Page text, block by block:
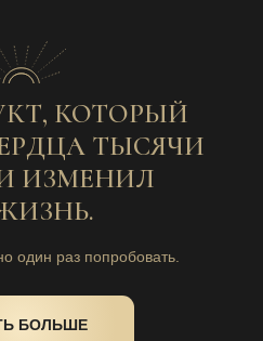
один раз попробовать.
БОЛЬШЕ
КОТОРЫЙ
ТЫСЯЧИ
ИЗМЕНИЛ